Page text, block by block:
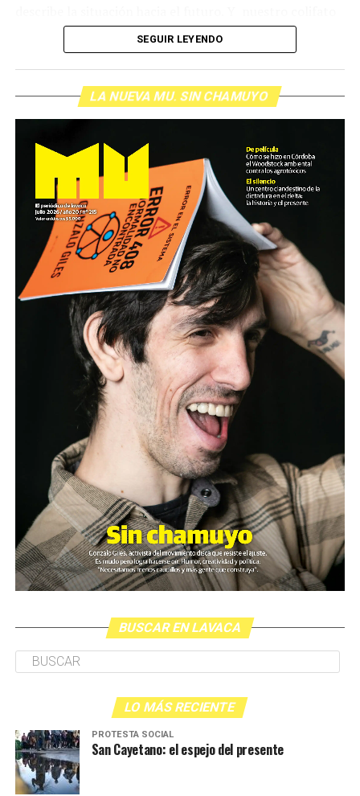
de cabecera Hugo López va a dar una definición
inolvidable sobre los normales y los anormales. Como
siempre, Pablo Marchetti que llega con música y con El
grito pelado.(Escuchá el programa completo)
Descargar los archivos de audio:Bloque 1/Bloque 2
Foto: Nacho Yuchark
Descargar el programa
La reproducción de este programa es libre. Sólo tenés
que mandar un mail a
infolavaca@yahoo.com.arpara
emitir todos los programas de Decí MU
SEGUIR LEYENDO
LA NUEVA MU. SIN CHAMUYO
BUSCAR EN LAVACA
LO MÁS RECIENTE
PROTESTA SOCIAL
San Cayetano: el espejo del presente